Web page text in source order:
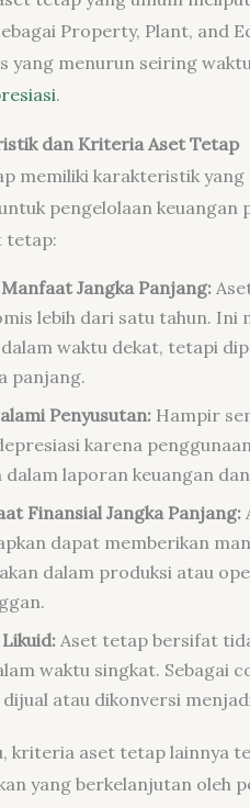
Property, Plant, and
yang menurun seiring
.
dan Kriteria Aset Tetap
memiliki karakteristik
pengelolaan keuangan
tetap:
Jangka Panjang:
lebih dari satu tahun. Ini
waktu dekat, tetapi
panjang.
Penyusutan: Hampir
karena
dalam laporan keuangan
Finansial Jangka Panjang:
dapat memberikan
dalam produksi atau
Aset tetap bersifat
waktu singkat. Sebagai
atau dikonversi
kriteria aset tetap lainnya
yang berkelanjutan oleh